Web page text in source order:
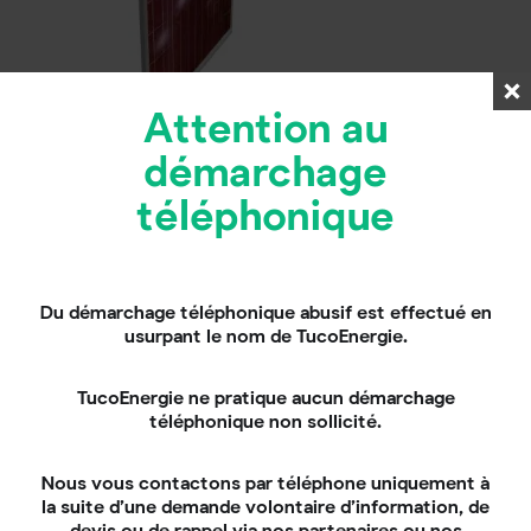
Attention au
démarchage
téléphonique
Du démarchage téléphonique abusif est effectué en
usurpant le nom de TucoEnergie.
TucoEnergie ne pratique aucun démarchage
téléphonique non sollicité.
Nous vous contactons par téléphone uniquement à
la suite d’une demande volontaire d’information, de